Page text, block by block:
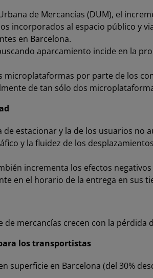
de Mercancías (DUM), el
incorporados al espacio público y
en Barcelona.
aparcamiento incide en la
microplataformas por parte de los
de tan sólo dos
estacionar y la de los usuarios no
y la fluidez de los
incrementa los efectos
en el horario de la entrega en sus
mercancías crecen con la
los transportistas
superficie en Barcelona (del 30%